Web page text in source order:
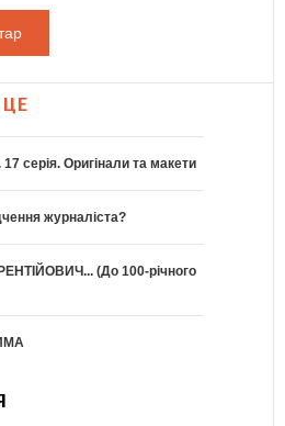
17 серія. Оригінали та макети
журналіста?
(До 100-річного